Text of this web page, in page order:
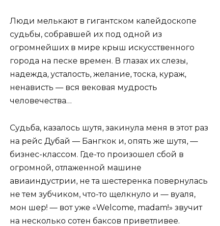
Люди мелькают в гигантском калейдоскопе
судьбы, собравшей их под одной из
огромнейших в мире крыш искусственного
города на песке времен. В глазах их слезы,
надежда, усталость, желание, тоска, кураж,
ненависть — вся вековая мудрость
человечества…
Судьба, казалось шутя, закинула меня в этот раз
на рейс Дубай — Бангкок и, опять же шутя, —
бизнес-классом. Где-то произошел сбой в
огромной, отлаженной машине
авиаиндустрии, не та шестеренка повернулась
не тем зубчиком, что-то щелкнуло и — вуаля,
мон шер! — вот уже «Welcome, madam!» звучит
на несколько сотен баксов приветливее.